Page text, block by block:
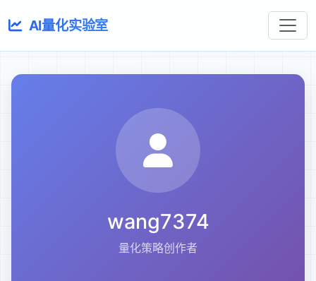
AI量化实验室
wang7374
量化策略创作者